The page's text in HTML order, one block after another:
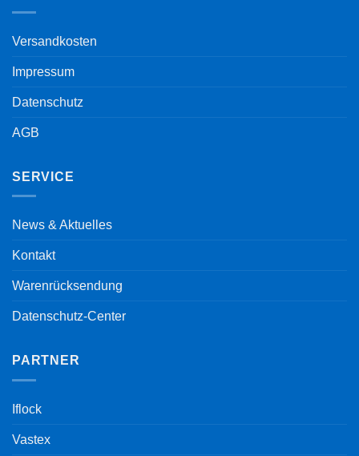
Versandkosten
Impressum
Datenschutz
AGB
SERVICE
News & Aktuelles
Kontakt
Warenrücksendung
Datenschutz-Center
PARTNER
Iflock
Vastex